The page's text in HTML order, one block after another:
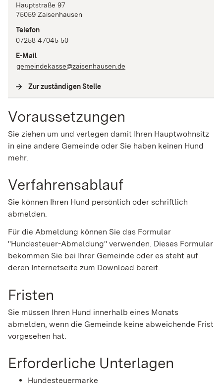
Hauptstraße 97
75059 Zaisenhausen
Telefon
07258 47045 50
E-Mail
gemeindekasse@zaisenhausen.de
Zur zuständigen Stelle
Voraussetzungen
Sie ziehen um und verlegen damit Ihren Hauptwohnsitz
in eine andere Gemeinde oder Sie haben keinen Hund
mehr.
Verfahrensablauf
Sie können Ihren Hund persönlich oder schriftlich
abmelden.
Für die Abmeldung können Sie das Formular
"Hundesteuer-Abmeldung" verwenden. Dieses Formular
bekommen Sie bei Ihrer Gemeinde oder es steht auf
deren Internetseite zum Download bereit.
Fristen
Sie müssen Ihren Hund innerhalb eines Monats
abmelden, wenn die Gemeinde keine abweichende Frist
vorgesehen hat.
Erforderliche Unterlagen
Hundesteuermarke